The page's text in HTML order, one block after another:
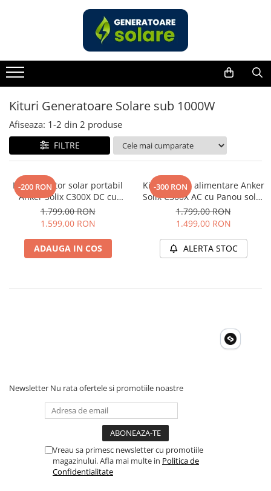
Acasa
Statii de Alimentare Portabile
Intre 1000-2000W
Intre 2000-3000W
Peste 3000W
Cauta dupa marca
Bluetti
EcoFlow
Jackery
Pecron
Xtorm
Intre 1000-2000W
Intre 2000-3000W
Kituri Generatoare Solare sub 1000W
Afiseaza: 1-2 din 2 produse
FILTRE
-200 RON
Kit generator solar portabil
Anker Solix C300X DC cu
Panou solar Anker Solix 60W
portabil
1.799,00 RON
1.599,00 RON
ADAUGA IN COS
-300 RON
Kit Statie de alimentare Anker
Solix C300X AC cu Panou solar
Anker Solix 60W portabil
1.799,00 RON
1.499,00 RON
ALERTA STOC
Newsletter Nu rata ofertele si promotiile noastre
Vreau sa primesc newsletter cu promotiile
magazinului. Afla mai multe in Politica de
Confidentialitate